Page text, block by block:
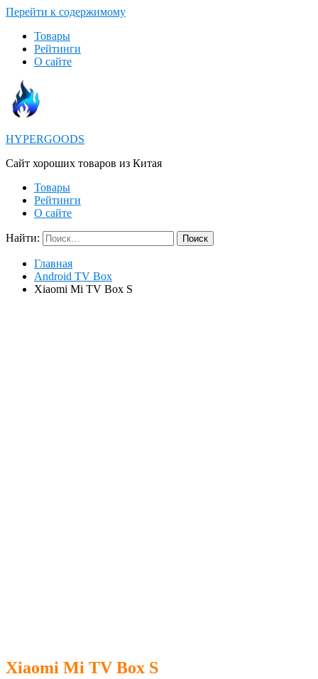
Перейти к содержимому
Товары
Рейтинги
О сайте
HYPERGOODS
Cайт хороших товаров из Китая
Товары
Рейтинги
О сайте
Найти:
Главная
Android TV Box
Xiaomi Mi TV Box S
Xiaomi Mi TV Box S